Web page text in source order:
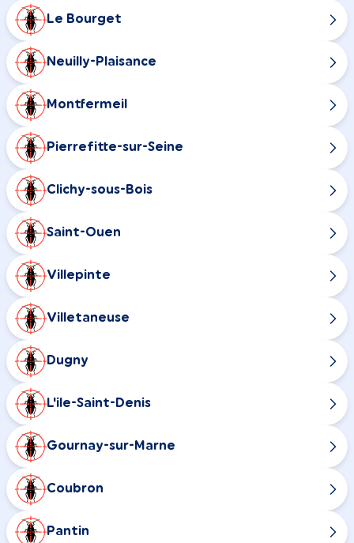
Le Bourget
Neuilly-Plaisance
Montfermeil
Pierrefitte-sur-Seine
Clichy-sous-Bois
Saint-Ouen
Villepinte
Villetaneuse
Dugny
L'ile-Saint-Denis
Gournay-sur-Marne
Coubron
Pantin